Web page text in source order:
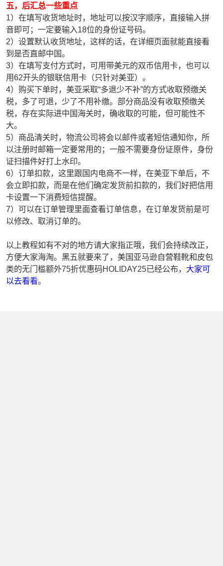
五，后汇总一些重点
1）在填写收货地址时，地址可以按汉字顺序，直接输入拼
音即可；一定要输入18位的身份证号码。
2）设置默认收货地址，这样的话，在详细页面就能直接看
到是否直邮中国。
3）在填写支付方式时，可用带美元的双币信用卡，也可以
用62开头的银联信用卡（只针对美亚）。
4）购买下单时，美亚采取“多退少不补”的方式收取预缴关
税，多了可退，少了不用补缴。部分商品没有收取预缴关
税，存在实际进中国海关时，确收取的可能，但可能性不
大。
5）商品清关时，物流公司将会以邮件或者短信通知你，所
以注册时邮箱一定要常用的；一般不需要身份证原件，身份
证扫描件好打上水印。
6）订单扣款，这里跟国内电商不一样，在美亚下单后，不
会立即扣款，而是在他们确定发货前扣款的，我们好把信用
卡设置一下消费短信提醒。
7）可以在订单管理里面查看订单信息，在订单发货前是可
以修改、取消订单的。
以上教程如有不对的地方请大家指正哦，我们会持续改正，
方便大家海淘。黑五就要来了，美国亚马逊自营鞋靴和皮包
类的无门槛额外75折优惠码HOLIDAY25已经公布， 大家可
以去看看。